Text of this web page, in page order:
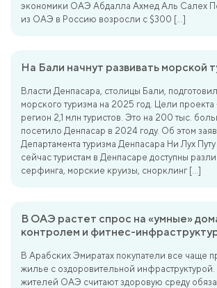
экономики ОАЭ Абдалла Ахмед Аль Салех
из ОАЭ в Россию возросли с $300 […]
На Бали начнут развивать морской
Власти Денпасара, столицы Бали,
морского туризма на 2025 год. Цели проекта
регион 2,1 млн туристов. Это на 200 тыс.
посетило Денпасар в 2024 году. Об этом
Департамента туризма Денпасара Ни Лух
сейчас туристам в Денпасаре доступны
серфинга, морские круизы, снорклинг […]
В ОАЭ растет спрос на «умные»
контролем и фитнес-
В Арабских Эмиратах покупатели все чаще
жилье с оздоровительной
жителей ОАЭ считают здоровую среду